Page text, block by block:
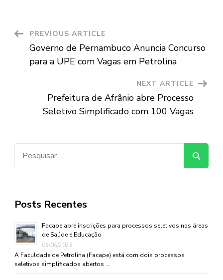
Post
Navigation
PREVIOUS ARTICLE
Governo de Pernambuco Anuncia Concurso
para a UPE com Vagas em Petrolina
NEXT ARTICLE
Prefeitura de Afrânio abre Processo
Seletivo Simplificado com 100 Vagas
Posts Recentes
Facape abre inscrições para processos seletivos nas áreas
de Saúde e Educação
06/08/2026
A Faculdade de Petrolina (Facape) está com dois processos
seletivos simplificados abertos …